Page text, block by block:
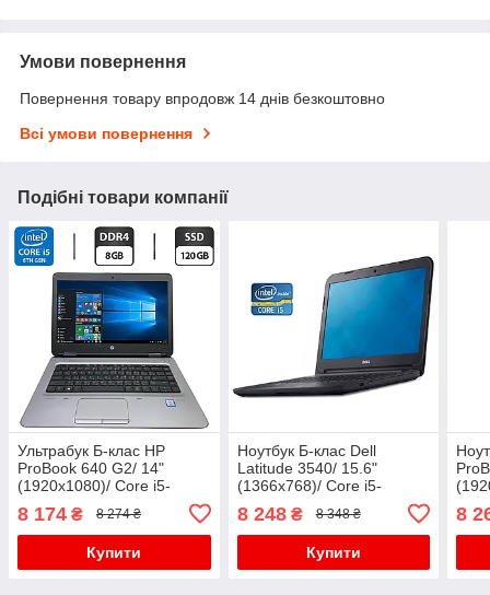
Умови повернення
Повернення товару впродовж 14 днів безкоштовно
Всі умови повернення
Подібні товари компанії
Ультрабук Б-клас HP
ProBook 640 G2/ 14"
(1920x1080)/ Core i5-
6200U/ 8 GB RAM/ 120 GB
SSD/ HD 520
8 174 ₴ 8 274 ₴
Купити
Ноутбук Б-клас Dell
Latitude 3540/ 15.6"
(1366x768)/ Core i5-
4210U/ 8 GB RAM/ 128 GB
SSD/ HD 4400
8 248₴ 8 348 ₴
Купити
8